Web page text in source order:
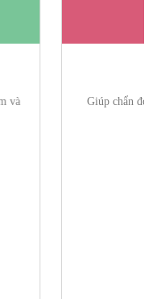
trị
áp dụng phác đồ điều trị
siêu âm
đồ